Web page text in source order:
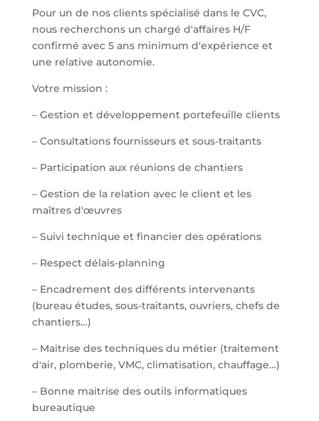
Pour un de nos clients spécialisé dans le CVC,
nous recherchons un chargé d'affaires H/F
confirmé avec 5 ans minimum d'expérience et
une relative autonomie.
Votre mission :
– Gestion et développement portefeuille clients
– Consultations fournisseurs et sous-traitants
– Participation aux réunions de chantiers
– Gestion de la relation avec le client et les
maîtres d'œuvres
– Suivi technique et financier des opérations
– Respect délais-planning
– Encadrement des différents intervenants
(bureau études, sous-traitants, ouvriers, chefs de
chantiers…)
– Maitrise des techniques du métier (traitement
d'air, plomberie, VMC, climatisation, chauffage…)
– Bonne maitrise des outils informatiques
bureautique